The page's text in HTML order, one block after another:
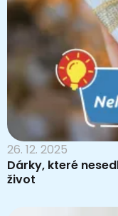
26. 12. 2025
Dárky, které
život